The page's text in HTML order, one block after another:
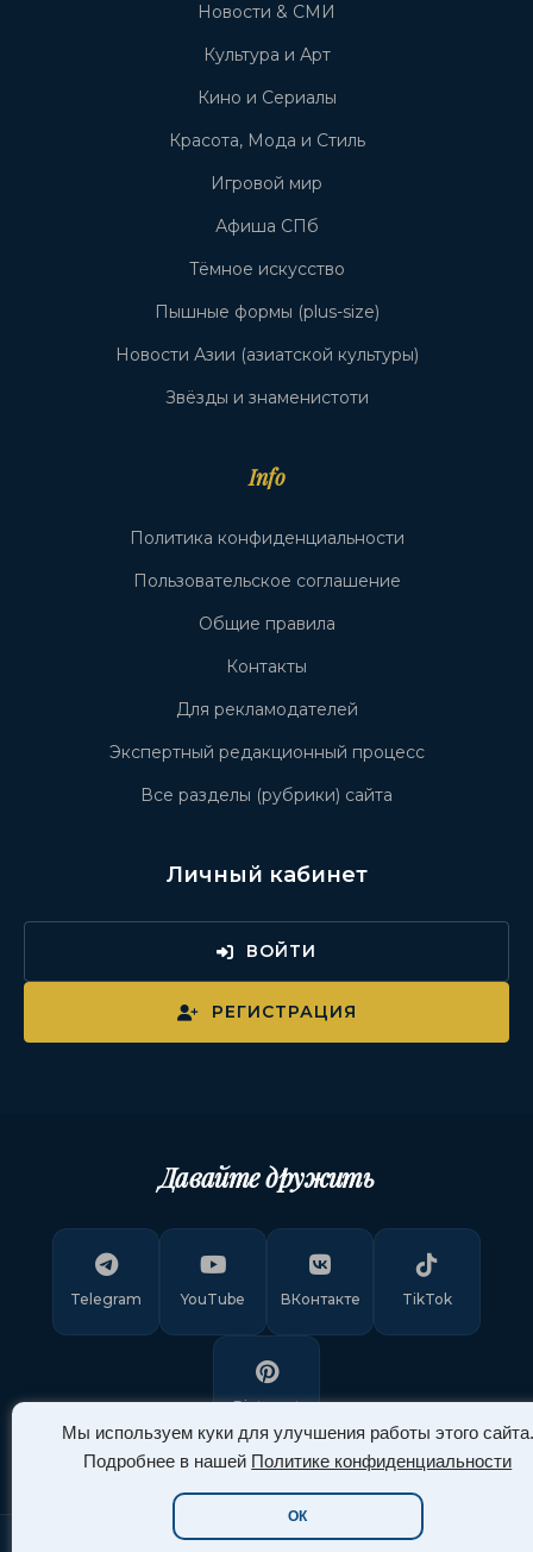
Мы используем куки для улучшения работы этого сайта.
Подробнее в нашей Политике конфиденциальности
ОК
Новости & СМИ
Культура и Арт
Кино и Сериалы
Красота, Мода и Стиль
Игровой мир
Афиша СПб
Тёмное искусство
Пышные формы (plus-size)
Новости Азии (азиатской культуры)
Звёзды и знаменистоти
Info
Политика конфиденциальности
Пользовательское соглашение
Общие правила
Контакты
Для рекламодателей
Экспертный редакционный процесс
Все разделы (рубрики) сайта
Личный кабинет
ВОЙТИ
РЕГИСТРАЦИЯ
Давайте дружить
Telegram YouTube ВКонтакте TikTok
Pinterest